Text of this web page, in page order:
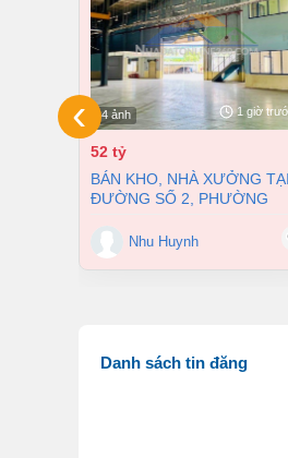
4 ảnh 1 giờ
52 tỷ
BÁN KHO, NHÀ XƯỞNG TẠI
ĐƯỜNG SỐ 2, PHƯỜNG
BIÊN HÒA, ĐỒNG NAI GIÁ
TỶ
Nhu Huynh
‹
Danh sách tin đăng